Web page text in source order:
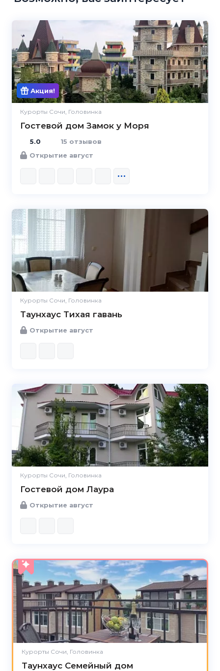
Акция!
Курорты Сочи, Головинка
Гостевой дом Замок у Моря
5.0
5.0
15 отзывов
Открытие август
Курорты Сочи, Головинка
Таунхаус Тихая гавань
Открытие август
Курорты Сочи, Головинка
Гостевой дом Лаура
Открытие август
Курорты Сочи, Головинка
Таунхаус Семейный дом
5.0